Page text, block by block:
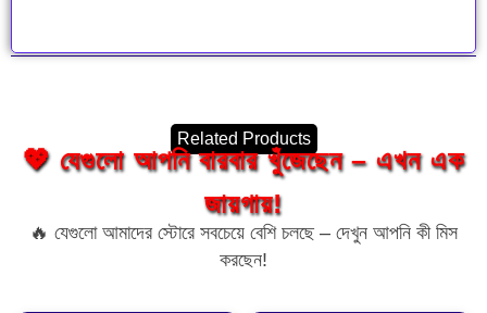
Related Products
💖 যেগুলো আপনি বারবার খুঁজেছেন – এখন এক
জায়গায়!
🔥 যেগুলো আমাদের স্টোরে সবচেয়ে বেশি চলছে – দেখুন আপনি কী মিস
করছেন!